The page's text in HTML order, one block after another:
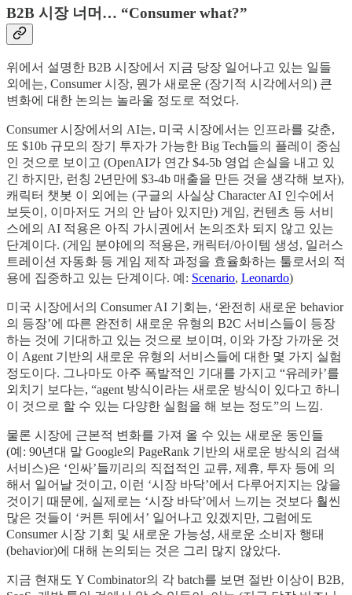
B2B 시장 너머… “Consumer what?”
위에서 설명한 B2B 시장에서 지금 당장 일어나고 있는 일들
외에는, Consumer 시장, 뭔가 새로운 (장기적 시각에서의) 큰
변화에 대한 논의는 놀라울 정도로 적었다.
Consumer 시장에서의 AI는, 미국 시장에서는 인프라를 갖춘,
또 $10b 규모의 장기 투자가 가능한 Big Tech들의 플레이 중심
인 것으로 보이고 (OpenAI가 연간 $4-5b 영업 손실을 내고 있
긴 하지만, 런칭 2년만에 $3-4b 매출을 만든 것을 생각해 보자),
캐릭터 챗봇 이 외에는 (구글의 사실상 Character AI 인수에서
보듯이, 이마저도 거의 안 남아 있지만) 게임, 컨텐츠 등 서비
스에의 AI 적용은 아직 가시권에서 논의조차 되지 않고 있는
단계이다. (게임 분야에의 적용은, 캐릭터/아이템 생성, 일러스
트레이션 자동화 등 게임 제작 과정을 효율화하는 툴로서의 적
용에 집중하고 있는 단계이다. 예: Scenario, Leonardo)
미국 시장에서의 Consumer AI 기회는, ‘완전히 새로운 behavior
의 등장’에 따른 완전히 새로운 유형의 B2C 서비스들이 등장
하는 것에 기대하고 있는 것으로 보이며, 이와 가장 가까운 것
이 Agent 기반의 새로운 유형의 서비스들에 대한 몇 가지 실험
정도이다. 그나마도 아주 폭발적인 기대를 가지고 “유레카’를
외치기 보다는, “agent 방식이라는 새로운 방식이 있다고 하니
이 것으로 할 수 있는 다양한 실험을 해 보는 정도”의 느낌.
물론 시장에 근본적 변화를 가져 올 수 있는 새로운 동인들
(예: 90년대 말 Google의 PageRank 기반의 새로운 방식의 검색
서비스)은 ‘인싸’들끼리의 직접적인 교류, 제휴, 투자 등에 의
해서 일어날 것이고, 이런 ‘시장 바닥’에서 다루어지지는 않을
것이기 때문에, 실제로는 ‘시장 바닥’에서 느끼는 것보다 훨씬
많은 것들이 ‘커튼 뒤에서’ 일어나고 있겠지만, 그럼에도
Consumer 시장 기회 및 새로운 가능성, 새로운 소비자 행태
(behavior)에 대해 논의되는 것은 그리 많지 않았다.
지금 현재도 Y Combinator의 각 batch를 보면 절반 이상이 B2B,